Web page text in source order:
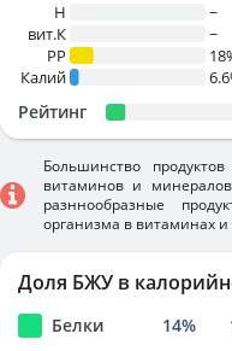
H
~
вит.К
~
PP
Калий
Рейтинг
Большинство
витаминов и
разннообразные
организма в витаминах
Доля БЖУ в
Белки 14%